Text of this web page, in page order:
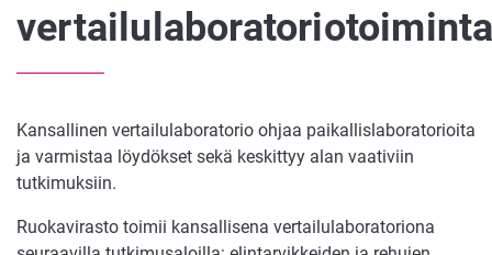
Kansallinen vertailulaboratorio ohjaa paikallislaboratorioita
ja varmistaa löydökset sekä keskittyy alan vaativiin
tutkimuksiin.
Ruokavirasto toimii kansallisena vertailulaboratoriona